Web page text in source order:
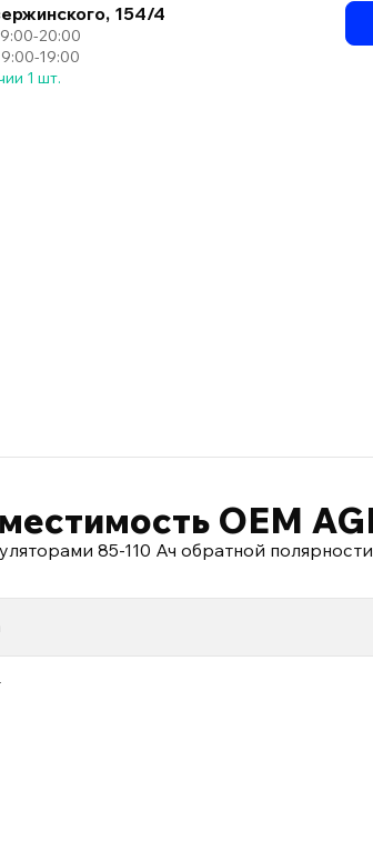
154/4
20:00
19:00
1 шт.
OEM
85-110 Ач обратной полярности